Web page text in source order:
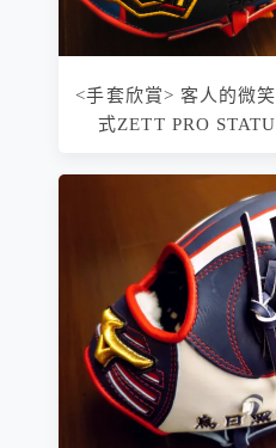
<手套欣賞> 客人的微
式ZETT PRO